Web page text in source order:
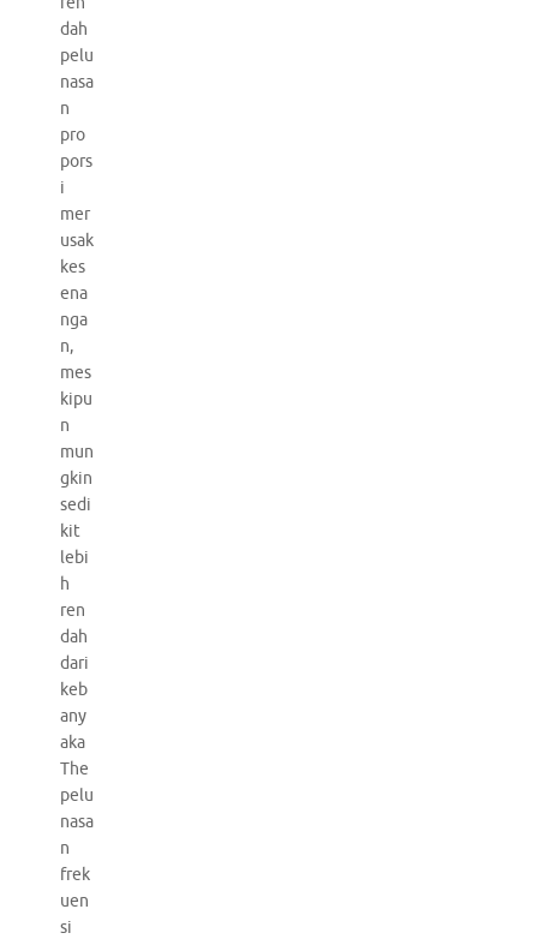
dah
pelu
nasa
n
pro
pors
i
mer
usak
kes
ena
nga
n,
mes
kipu
n
mun
gkin
sedi
kit
lebi
h
ren
dah
dari
keb
any
aka
The
pelu
nasa
n
frek
uen
si